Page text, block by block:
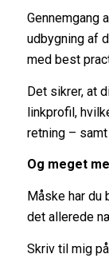
Gennemgang
udbygning af
med best
Det sikrer, at
linkprofil,
retning –
Og meget
Måske har du
det allerede
Skriv til mig på